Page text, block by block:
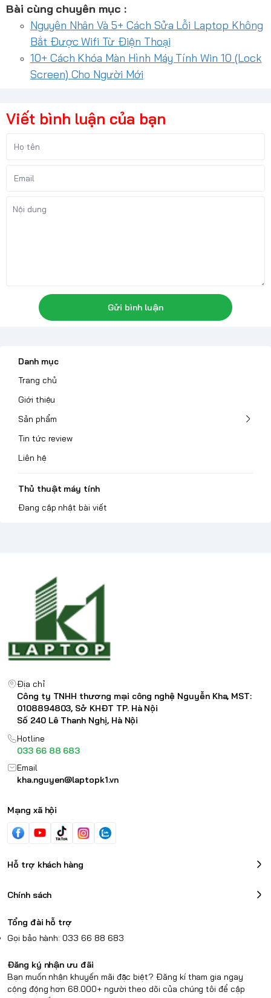
Bài cùng chuyên mục :
Nguyên Nhân Và 5+ Cách Sửa Lỗi Laptop Không
Bắt Được Wifi Từ Điện Thoại
10+ Cách Khóa Màn Hình Máy Tính Win 10 (Lock
Screen) Cho Người Mới
Viết bình luận của bạn
Gửi bình luận
Danh mục
Trang chủ
Giới thiệu
Sản phẩm
Tin tức review
Liên hệ
Thủ thuật máy tính
Đang cập nhật bài viết
Địa chỉ
Công ty TNHH thương mại công nghệ Nguyễn Kha, MST:
0108894803, Sở KHĐT TP. Hà Nội
Số 240 Lê Thanh Nghị, Hà Nội
Hotline
033 66 88 683
Email
kha.nguyen@laptopk1.vn
Mạng xã hội
Hỗ trợ khách hàng
Chính sách
Tổng đài hỗ trợ
Gọi bảo hành: 033 66 88 683
Đăng ký nhận ưu đãi
Bạn muốn nhận khuyến mãi đặc biệt? Đăng kí tham gia ngay
cộng động hơn 68.000+ người theo dõi của chúng tôi để cập